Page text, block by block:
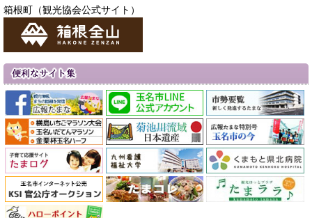
箱根町（観光協会公式サイト）